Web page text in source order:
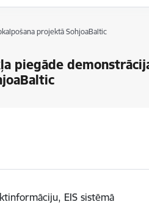
projektā SohjoaBaltic
piegāde
EIS sistēmā